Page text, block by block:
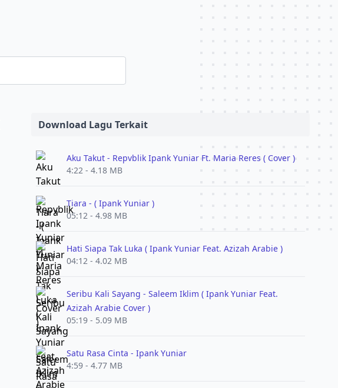
Download Lagu Terkait
Aku Takut - Repvblik Ipank Yuniar Ft. Maria Reres ( Cover )
4:22 - 4.18 MB
Tiara - ( Ipank Yuniar )
05:12 - 4.98 MB
Hati Siapa Tak Luka ( Ipank Yuniar Feat. Azizah Arabie )
04:12 - 4.02 MB
Seribu Kali Sayang - Saleem Iklim ( Ipank Yuniar Feat.
Azizah Arabie Cover )
05:19 - 5.09 MB
Satu Rasa Cinta - Ipank Yuniar
4:59 - 4.77 MB